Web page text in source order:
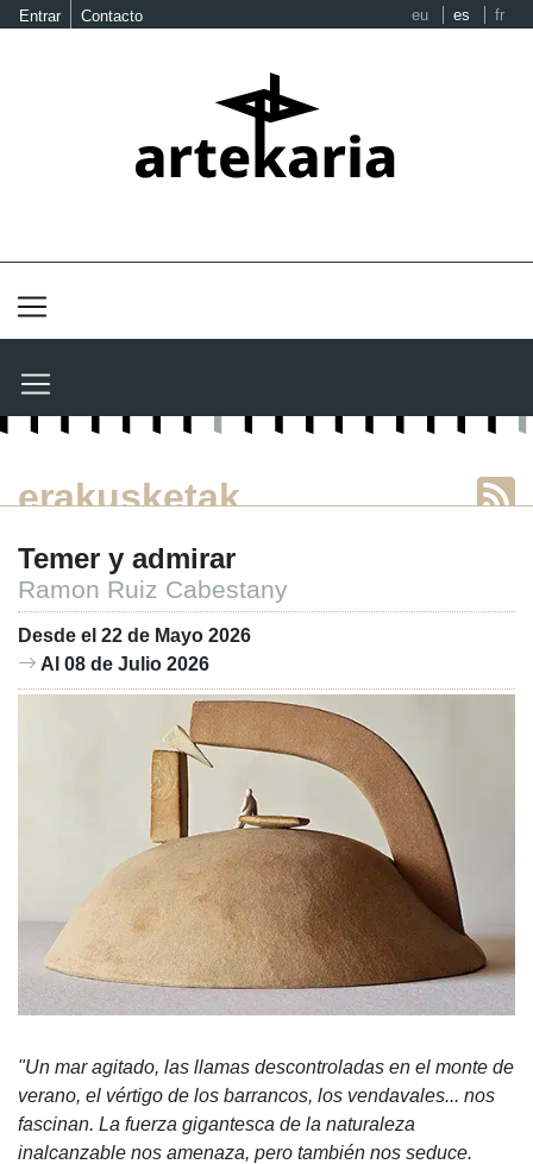
Entrar Contacto eu es fr
erakusketak
Temer y admirar
Ramon Ruiz Cabestany
Desde el 22 de Mayo 2026
Al 08 de Julio 2026
"Un mar agitado, las llamas descontroladas en el monte de
verano, el vértigo de los barrancos, los vendavales... nos
fascinan. La fuerza gigantesca de la naturaleza
inalcanzable nos amenaza, pero también nos seduce.